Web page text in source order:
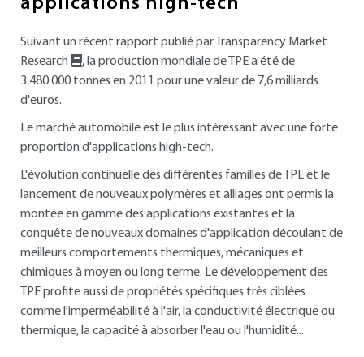
applications high-tech
Suivant un récent rapport publié par Transparency Market
Research
, la production mondiale de TPE a été de
3 480 000 tonnes en 2011 pour une valeur de 7,6 milliards
d'euros.
Le marché automobile est le plus intéressant avec une forte
proportion d'applications high-tech.
L'évolution continuelle des différentes familles de TPE et le
lancement de nouveaux polymères et alliages ont permis la
montée en gamme des applications existantes et la
conquête de nouveaux domaines d'application découlant de
meilleurs comportements thermiques, mécaniques et
chimiques à moyen ou long terme. Le développement des
TPE profite aussi de propriétés spécifiques très ciblées
comme l'imperméabilité à l'air, la conductivité électrique ou
thermique, la capacité à absorber l'eau ou l'humidité...